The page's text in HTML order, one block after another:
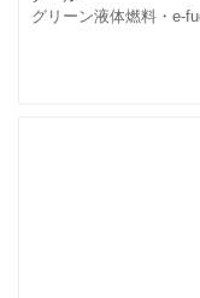
グリーン液体燃料・e-